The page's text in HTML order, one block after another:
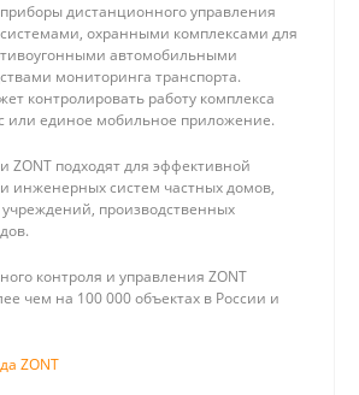
дистанционного управления
охранными комплексами для
автомобильными
мониторинга транспорта.
контролировать работу комплекса
или единое мобильное приложение.
ZONT подходят для эффективной
инженерных систем частных домов,
производственных
контроля и управления ZONT
чем на 100 000 объектах в России и
ZONT